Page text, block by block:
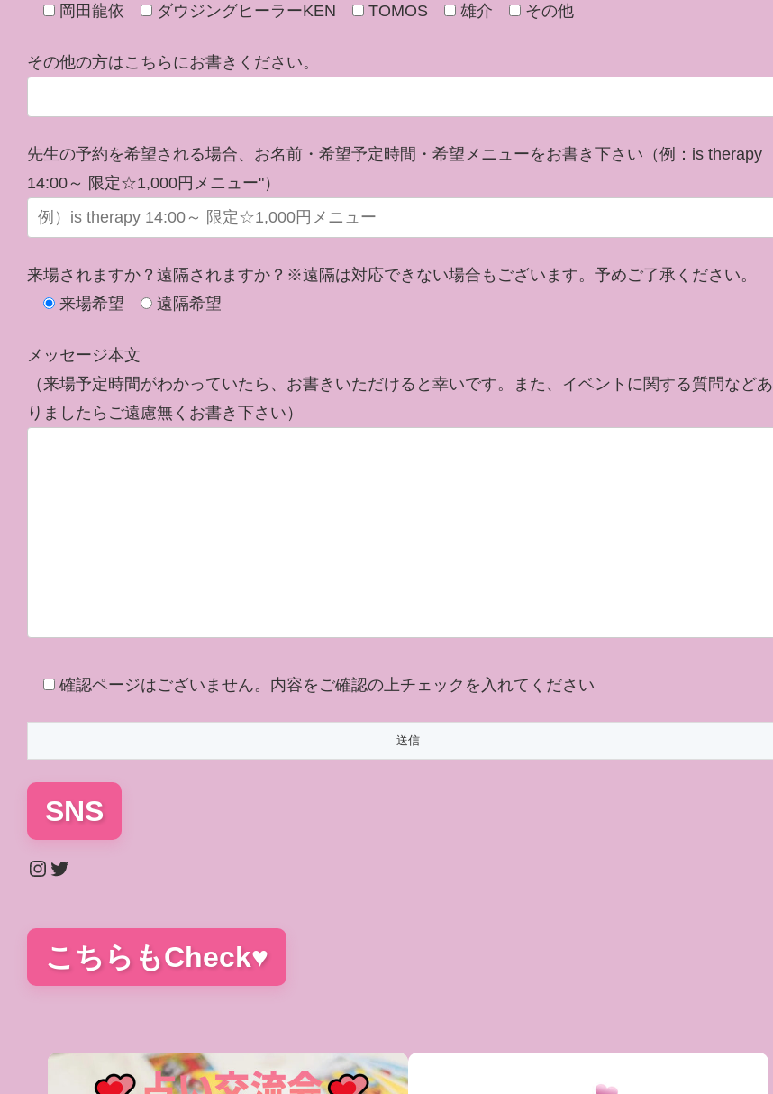
岡田龍依
ダウジングヒーラーKEN TOMOS 雄介 その他
その他の方はこちらにお書きください。
先生の予約を希望される場合、お名前・希望予定時間・希望メニューをお書き下さい（例：is therapy
14:00～ 限定☆1,000円メニュー"）
来場されますか？遠隔されますか？※遠隔は対応できない場合もございます。予めご了承ください。
来場希望
遠隔希望
メッセージ本文
（来場予定時間がわかっていたら、お書きいただけると幸いです。また、イベントに関する質問などあ
りましたらご遠慮無くお書き下さい）
確認ページはございません。内容をご確認の上チェックを入れてください
SNS
Instagram
Twitter
こちらもCheck♥